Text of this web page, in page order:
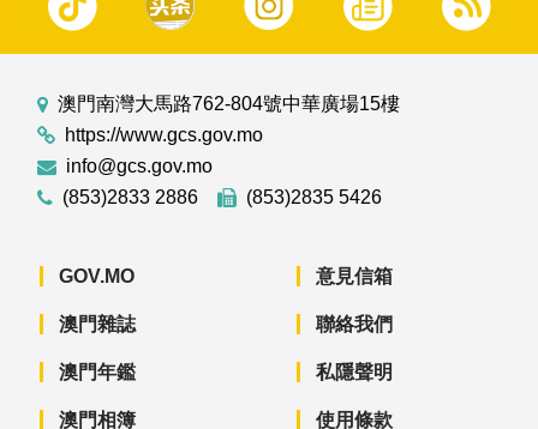
澳門南灣大馬路762-804號中華廣場15樓
https://www.gcs.gov.mo
info@gcs.gov.mo
(853)2833 2886
(853)2835 5426
GOV.MO
澳門雜誌
澳門年鑑
澳門相簿
意見信箱
聯絡我們
私隱聲明
使用條款